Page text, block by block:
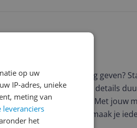
geschreven
wil je graag je mening geven?
Afhankelijk van de details
de 3 en 10 minuten. Met jouw
keuze te maken én maak je
op uw
IP-adres, unieke
meting van
leveranciers
het